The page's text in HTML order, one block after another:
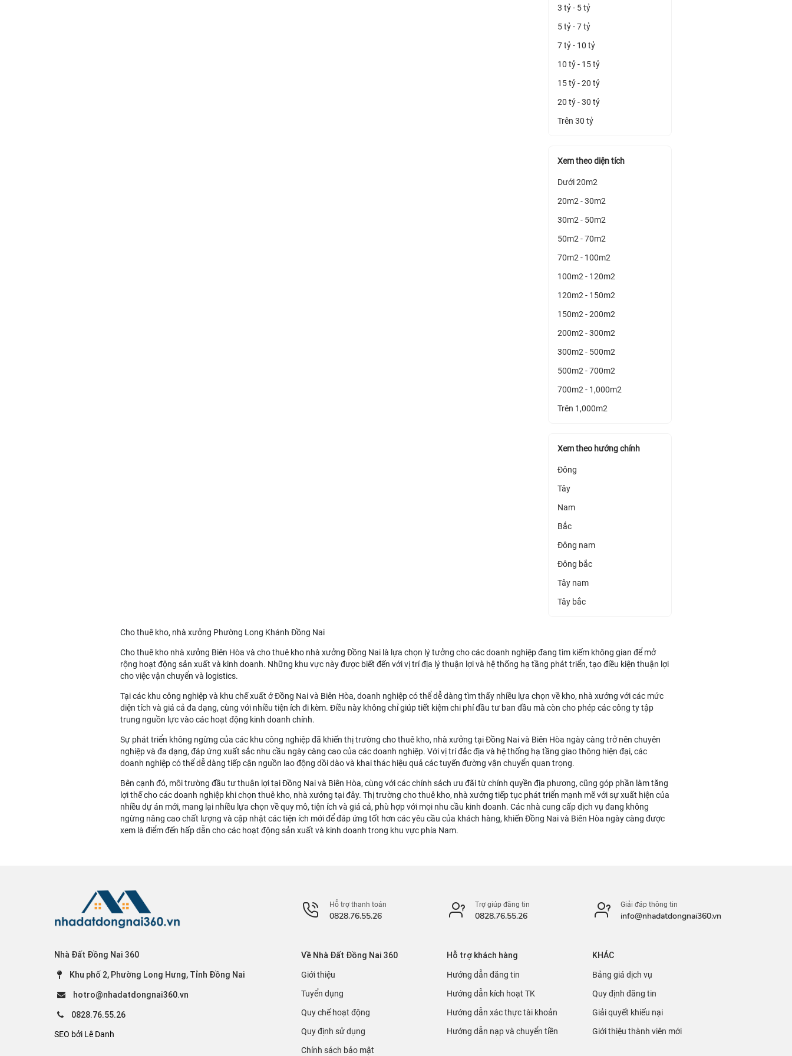
3 tỷ - 5 tỷ
5 tỷ - 7 tỷ
7 tỷ - 10 tỷ
10 tỷ - 15 tỷ
15 tỷ - 20 tỷ
20 tỷ - 30 tỷ
Trên 30 tỷ
Xem theo diện tích
Dưới 20m2
20m2 - 30m2
30m2 - 50m2
50m2 - 70m2
70m2 - 100m2
100m2 - 120m2
120m2 - 150m2
150m2 - 200m2
200m2 - 300m2
300m2 - 500m2
500m2 - 700m2
700m2 - 1,000m2
Trên 1,000m2
Xem theo hướng chính
Đông
Tây
Nam
Bắc
Đông nam
Đông bắc
Tây nam
Tây bắc
Cho thuê kho, nhà xưởng Phường Long Khánh Đồng Nai
Cho thuê kho nhà xưởng Biên Hòa và cho thuê kho nhà xưởng Đồng Nai là lựa chọn lý tưởng cho các doanh nghiệp đang tìm kiếm không gian để mở
rộng hoạt động sản xuất và kinh doanh. Những khu vực này được biết đến với vị trí địa lý thuận lợi và hệ thống hạ tầng phát triển, tạo điều kiện thuận lợi
cho việc vận chuyển và logistics.
Tại các khu công nghiệp và khu chế xuất ở Đồng Nai và Biên Hòa, doanh nghiệp có thể dễ dàng tìm thấy nhiều lựa chọn về kho, nhà xưởng với các mức
diện tích và giá cả đa dạng, cùng với nhiều tiện ích đi kèm. Điều này không chỉ giúp tiết kiệm chi phí đầu tư ban đầu mà còn cho phép các công ty tập
trung nguồn lực vào các hoạt động kinh doanh chính.
Sự phát triển không ngừng của các khu công nghiệp đã khiến thị trường cho thuê kho, nhà xưởng tại Đồng Nai và Biên Hòa ngày càng trở nên chuyên
nghiệp và đa dạng, đáp ứng xuất sắc nhu cầu ngày càng cao của các doanh nghiệp. Với vị trí đắc địa và hệ thống hạ tầng giao thông hiện đại, các
doanh nghiệp có thể dễ dàng tiếp cận nguồn lao động dồi dào và khai thác hiệu quả các tuyến đường vận chuyển quan trọng.
Bên cạnh đó, môi trường đầu tư thuận lợi tại Đồng Nai và Biên Hòa, cùng với các chính sách ưu đãi từ chính quyền địa phương, cũng góp phần làm tăng
lợi thế cho các doanh nghiệp khi chọn thuê kho, nhà xưởng tại đây. Thị trường cho thuê kho, nhà xưởng tiếp tục phát triển mạnh mẽ với sự xuất hiện của
nhiều dự án mới, mang lại nhiều lựa chọn về quy mô, tiện ích và giá cả, phù hợp với mọi nhu cầu kinh doanh. Các nhà cung cấp dịch vụ đang không
ngừng nâng cao chất lượng và cập nhật các tiện ích mới để đáp ứng tốt hơn các yêu cầu của khách hàng, khiến Đồng Nai và Biên Hòa ngày càng được
xem là điểm đến hấp dẫn cho các hoạt động sản xuất và kinh doanh trong khu vực phía Nam.
Nhà Đất Đồng Nai 360
Khu phố 2, Phường Long Hưng, Tỉnh Đồng Nai
hotro@nhadatdongnai360.vn
0828.76.55.26
SEO bởi Lê Danh
Hỗ trợ thanh toán
0828.76.55.26
Trợ giúp đăng tin
0828.76.55.26
Giải đáp thông tin
info@nhadatdongnai360.vn
Về Nhà Đất Đồng Nai 360
Giới thiệu
Tuyển dụng
Quy chế hoạt động
Quy định sử dụng
Chính sách bảo mật
Hỗ trợ khách hàng
Hướng dẫn đăng tin
Hướng dẫn kích hoạt TK
Hướng dẫn xác thực tài khoản
Hướng dẫn nạp và chuyển tiền
KHÁC
Bảng giá dịch vụ
Quy định đăng tin
Giải quyết khiếu nại
Giới thiệu thành viên mới